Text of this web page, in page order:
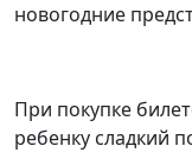
новогодние
При покупке
ребенку сладкий